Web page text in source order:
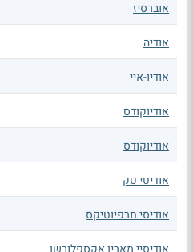
אוברסיז
אודיה
אודיו-איי
אודיוקודס
אודיוקודס
אודיטי טק
אודיסי תרפיוטיקס